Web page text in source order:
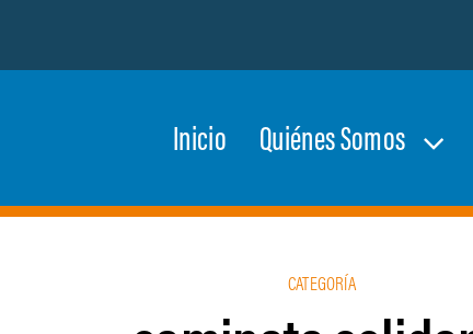
Inicio Quiénes Somos
CATEGORÍA